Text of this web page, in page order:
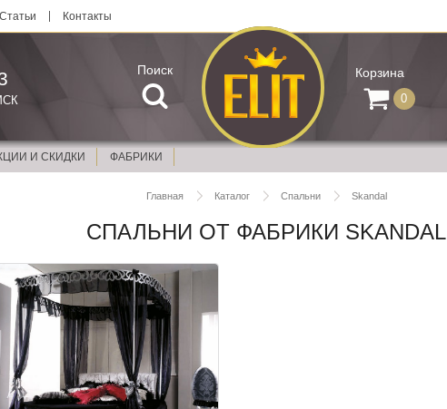
Статьи Контакты
Поиск Корзина
0
И СКИДКИ ФАБРИКИ
Главная Каталог Спальни Skandal
СПАЛЬНИ ОТ ФАБРИКИ SKANDAL